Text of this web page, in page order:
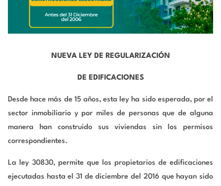
NUEVA LEY DE REGULARIZACIÓN
DE EDIFICACIONES
Desde hace más de 15 años, esta ley ha sido esperada, por el
sector inmobiliario y por miles de personas que de alguna
manera han construido sus viviendas sin los permisos
correspondientes.
La ley 30830, permite que los propietarios de edificaciones
ejecutadas hasta el 31 de diciembre del 2016 que hayan sido